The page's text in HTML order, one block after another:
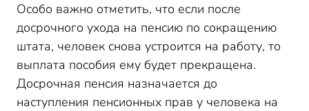
Особо важно отметить, что если после
досрочного ухода на пенсию по сокращению
штата, человек снова устроится на работу, то
выплата пособия ему будет прекращена.
Досрочная пенсия назначается до
наступления пенсионных прав у человека на